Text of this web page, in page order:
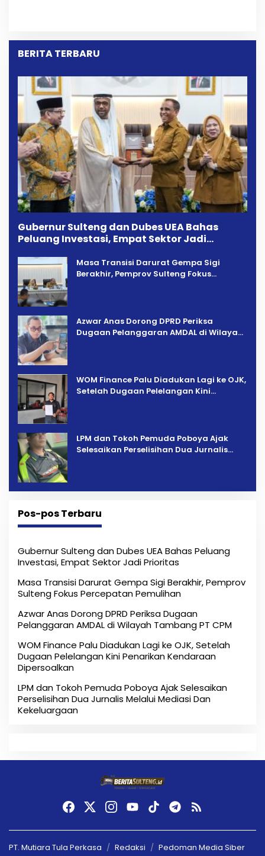
BERITA TERBARU
Gubernur Sulteng dan Dubes UEA Bahas
Peluang Investasi, Empat Sektor Jadi
Masa Transisi Darurat Gempa Sigi
Berakhir, Pemprov Sulteng Fokus
Azwar Anas Dorong DPRD Periksa
Dugaan Pelanggaran AMDAL di Wilayah
‎WOM Finance Palu Diadukan Lagi ke OJK,
Setelah Dugaan Pelelangan Kini
LPM dan Tokoh Pemuda Poboya Ajak
Selesaikan Perselisihan Dua Jurnalis
Pos-pos Terbaru
Gubernur Sulteng dan Dubes UEA Bahas Peluang
Investasi, Empat Sektor Jadi Prioritas
Masa Transisi Darurat Gempa Sigi Berakhir, Pemprov
Sulteng Fokus Percepatan Pemulihan
Azwar Anas Dorong DPRD Periksa Dugaan
Pelanggaran AMDAL di Wilayah Tambang PT CPM
‎WOM Finance Palu Diadukan Lagi ke OJK, Setelah
Dugaan Pelelangan Kini Penarikan Kendaraan
Dipersoalkan ‎
LPM dan Tokoh Pemuda Poboya Ajak Selesaikan
Perselisihan Dua Jurnalis Melalui Mediasi Dan
Kekeluargaan
PT. Mutiara Tula Perkasa Redaksi Pedoman Media Siber